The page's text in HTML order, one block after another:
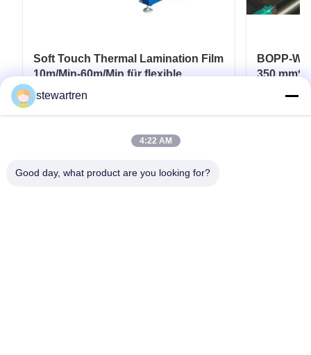
Soft Touch Thermal Lamination Film
10m/Min-60m/Min für flexible
Verpackungen
BOPP-
350
stewartren
4:22 AM
Good day, what product are you looking for?